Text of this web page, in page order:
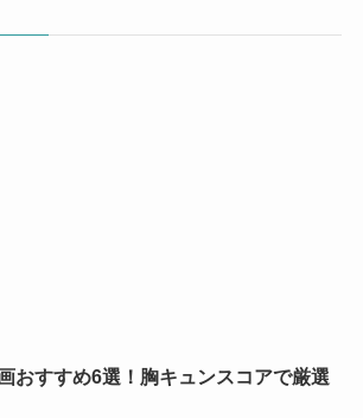
おすすめ6選！胸キュンスコアで厳選